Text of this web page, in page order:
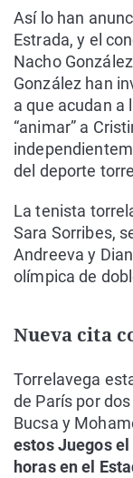
Así lo han
Estrada, y el
Nacho
González han
a que acudan a
“animar” a
del deporte
La tenista
Sara Sorribes,
Andreeva y
olímpica de
Nueva cita
Torrelavega
de París por
Bucsa y
estos Juegos
horas en el